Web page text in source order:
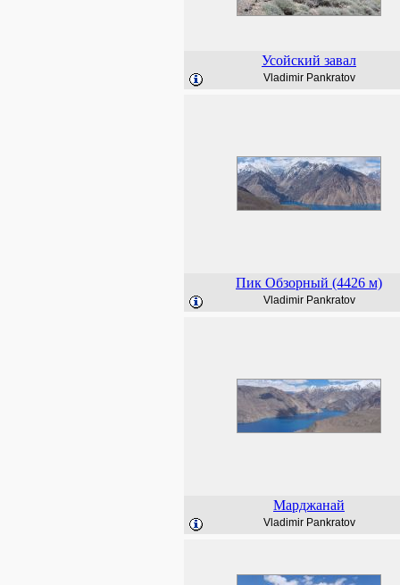
Усойский завал
Vladimir Pankratov
Пик Обзорный (4426 м)
Vladimir Pankratov
Марджанай
Vladimir Pankratov